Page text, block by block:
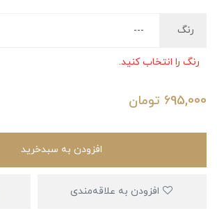
رنگ
رنگ را انتخاب کنید.
695,000 تومان
افزودن به سبدخرید